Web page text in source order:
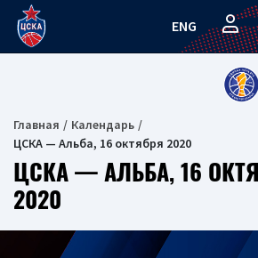
ENG
Главная
Календарь
ЦСКА — Альба, 16 октября 2020
ЦСКА — АЛЬБА, 16
2020